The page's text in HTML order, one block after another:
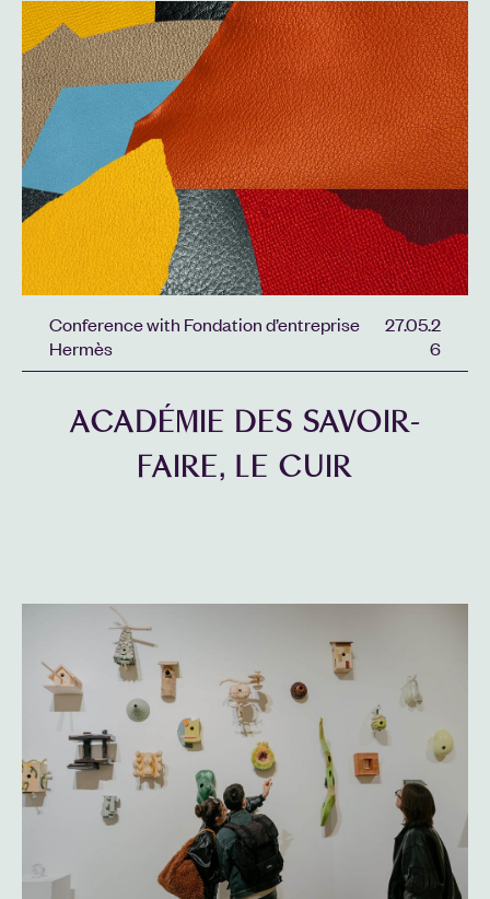
Conference with Fondation d’entreprise
Hermès
27.05.2
6
ACADÉMIE DES SAVOIR-
FAIRE, LE CUIR